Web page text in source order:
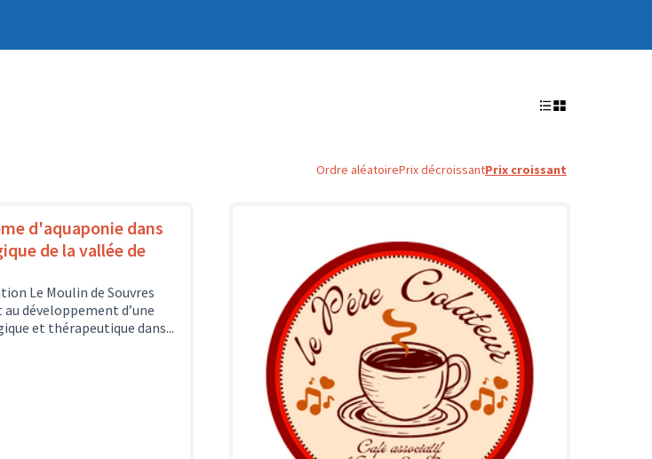
Ordre aléatoirePrix décroissantPrix croissant
d'aquaponie dans
de la vallée de
Le Moulin de Souvres
développement d’une
et thérapeutique dans...